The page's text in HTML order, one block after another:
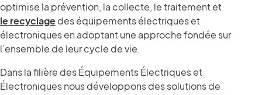
optimise la prévention, la collecte, le traitement et
le recyclagedes équipements électriques et
électroniques en adoptant une approche fondée sur
l’ensemble de leur cycle de vie.
Dans la filière des Équipements Électriques et
Électroniques nous développons des solutions de